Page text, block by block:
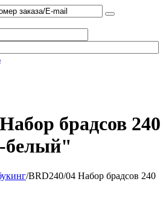
брадсов 240
белый"
/BRD240/04 Набор брадсов 240